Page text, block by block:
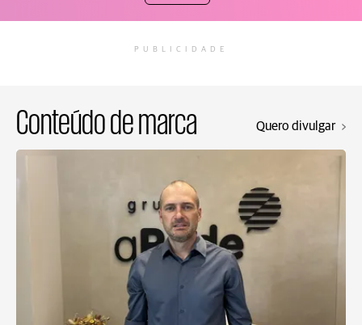
PUBLICIDADE
Conteúdo de marca Quero divulgar